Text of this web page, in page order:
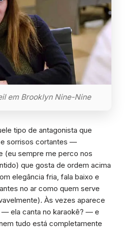
em Brooklyn Nine-Nine
tipo de antagonista que
sorrisos cortantes —
(eu sempre me perco nos
que gosta de ordem acima
elegância fria, fala baixo e
no ar como quem serve
Às vezes aparece
— ela canta no karaokê? — e
tudo está completamente